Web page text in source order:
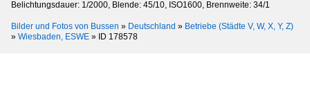
Belichtungsdauer: 1/2000, Blende: 45/10, ISO1600, Brennweite: 34/1
Bilder und Fotos von Bussen » Deutschland » Betriebe (Städte V, W, X, Y, Z)
» Wiesbaden, ESWE » ID 178578